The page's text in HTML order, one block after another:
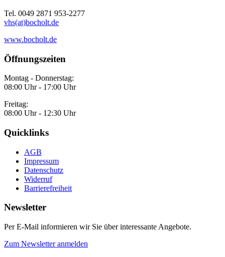
Tel. 0049 2871 953-2277
vhs(at)bocholt.de
www.bocholt.de
Öffnungszeiten
Montag - Donnerstag:
08:00 Uhr - 17:00 Uhr
Freitag:
08:00 Uhr - 12:30 Uhr
Quicklinks
AGB
Impressum
Datenschutz
Widerruf
Barrierefreiheit
Newsletter
Per E-Mail informieren wir Sie über interessante Angebote.
Zum Newsletter anmelden